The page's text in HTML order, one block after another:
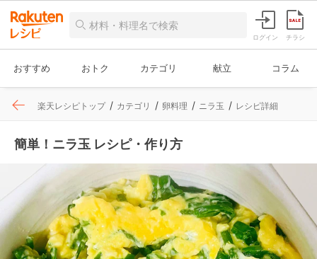
ログイン チラシ
おすすめ おトク カテゴリ 献立 コラム
楽天レシピトップ カテゴリ 卵料理 ニラ玉 レシピ詳細
簡単！ニラ玉 レシピ・作り方